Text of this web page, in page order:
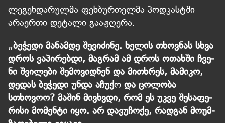
ლეგენდარულმა ფეხბურთელმა პოდკასტში
არაერთი დეტალი გააჟღერა.
„ბე­ჭე­დი მა­ნამ­დე შე­ვი­ძი­ნე. ხე­ლის თხოვ­ნას სხვა
დროს ვა­პირებდი, მაგრამ ამ დროს ოთახ­ში ჩვე­
ნი შვი­ლე­ბი შე­მო­ვიდ­ნენ და მი­თხრეს, მა­მი­კო,
დე­დას ბე­ჭედი უნდა აჩუ­ქო და ცო­ლო­ბა
სთხოვოო? მა­შინ მივ­ხვდი, რომ ეს უკვე შე­სა­ფე­
რი­სი მო­მენ­ტი იყო. არ და­ვუ­ჩო­ქე, რად­გან მო­უმ­